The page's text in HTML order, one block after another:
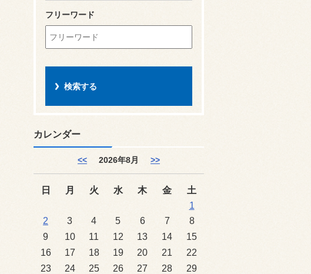
フリーワード
カレンダー
<< 2026年8月 >>
日 月 火 水 木 金
土
1
2
3 4 5 6 7
8
9
10 11 12 13 14
15
16
17 18 19 20 21
22
23
24 25 26 27 28
29